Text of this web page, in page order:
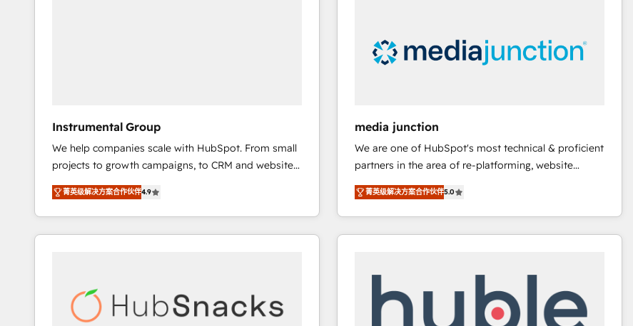
based engagements and ongoing RevOps
partnerships, we guide organizations through the
revenue maturity model - delivering the right
improvements at the right time so operations
evolve strategically and sustainably as the business
grows.
scale. 🏆 HubSpot’s CEO called us “the partner of the
future.” Others agree it is proof of trust built through
Instrumental Group
We help companies scale with HubSpot. From small
projects to growth campaigns, to CRM and websites.
Hire an agency that's experienced in every inch of
HubSpot and willing to work hand-in-hand with your
team to simplify the complex and build a better
experience for your team and customers.
菁英级解决方案合作伙伴4.9
media junction
We are one of HubSpot's most technical & proficient
partners in the area of re-platforming, website
design & development. We specialize in multi-hub
implementations for mid-market & enterprise
companies. We are woman-owned, powered by
coffee, and we ❤️ dogs. We produce award-winning
Award 🏆2020 Elite Solutions Partner 🏆2019
Integrations HubSpot Impact Award 🏆2019
菁英级解决方案合作伙伴5.0